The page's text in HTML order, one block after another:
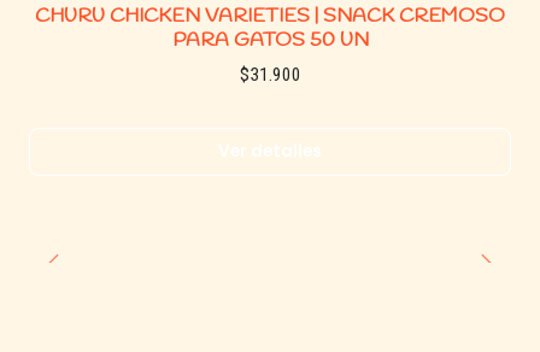
CHURU CHICKEN VARIETIES | SNACK CREMOSO
PARA GATOS 50 UN
$31.900
Ver detalles